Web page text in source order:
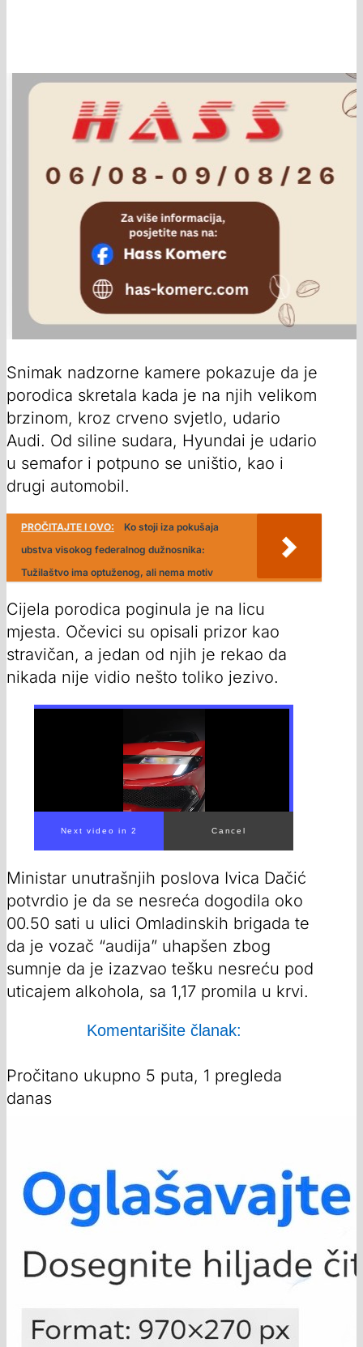
Snimak nadzorne kamere pokazuje da je
porodica skretala kada je na njih velikom
brzinom, kroz crveno svjetlo, udario
Audi. Od siline sudara, Hyundai je udario
u semafor i potpuno se uništio, kao i
drugi automobil.
PROČITAJTE I OVO:
Ko stoji iza pokušaja
ubstva visokog federalnog dužnosnika:
Tužilaštvo ima optuženog, ali nema motiv
Cijela porodica poginula je na licu
mjesta. Očevici su opisali prizor kao
stravičan, a jedan od njih je rekao da
nikada nije vidio nešto toliko jezivo.
00:00/ 00:56
Ministar unutrašnjih poslova Ivica Dačić
potvrdio je da se nesreća dogodila oko
00.50 sati u ulici Omladinskih brigada te
da je vozač “audija” uhapšen zbog
sumnje da je izazvao tešku nesreću pod
uticajem alkohola, sa 1,17 promila u krvi.
Komentarišite članak:
Pročitano ukupno 5 puta, 1 pregleda
danas